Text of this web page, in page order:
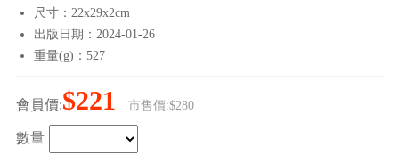
尺寸：22x29x2cm
出版日期：2024-01-26
重量(g)：527
會員價:$221 市售價:$280
數量